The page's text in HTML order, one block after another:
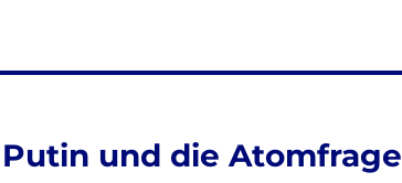
und die Atomfrage